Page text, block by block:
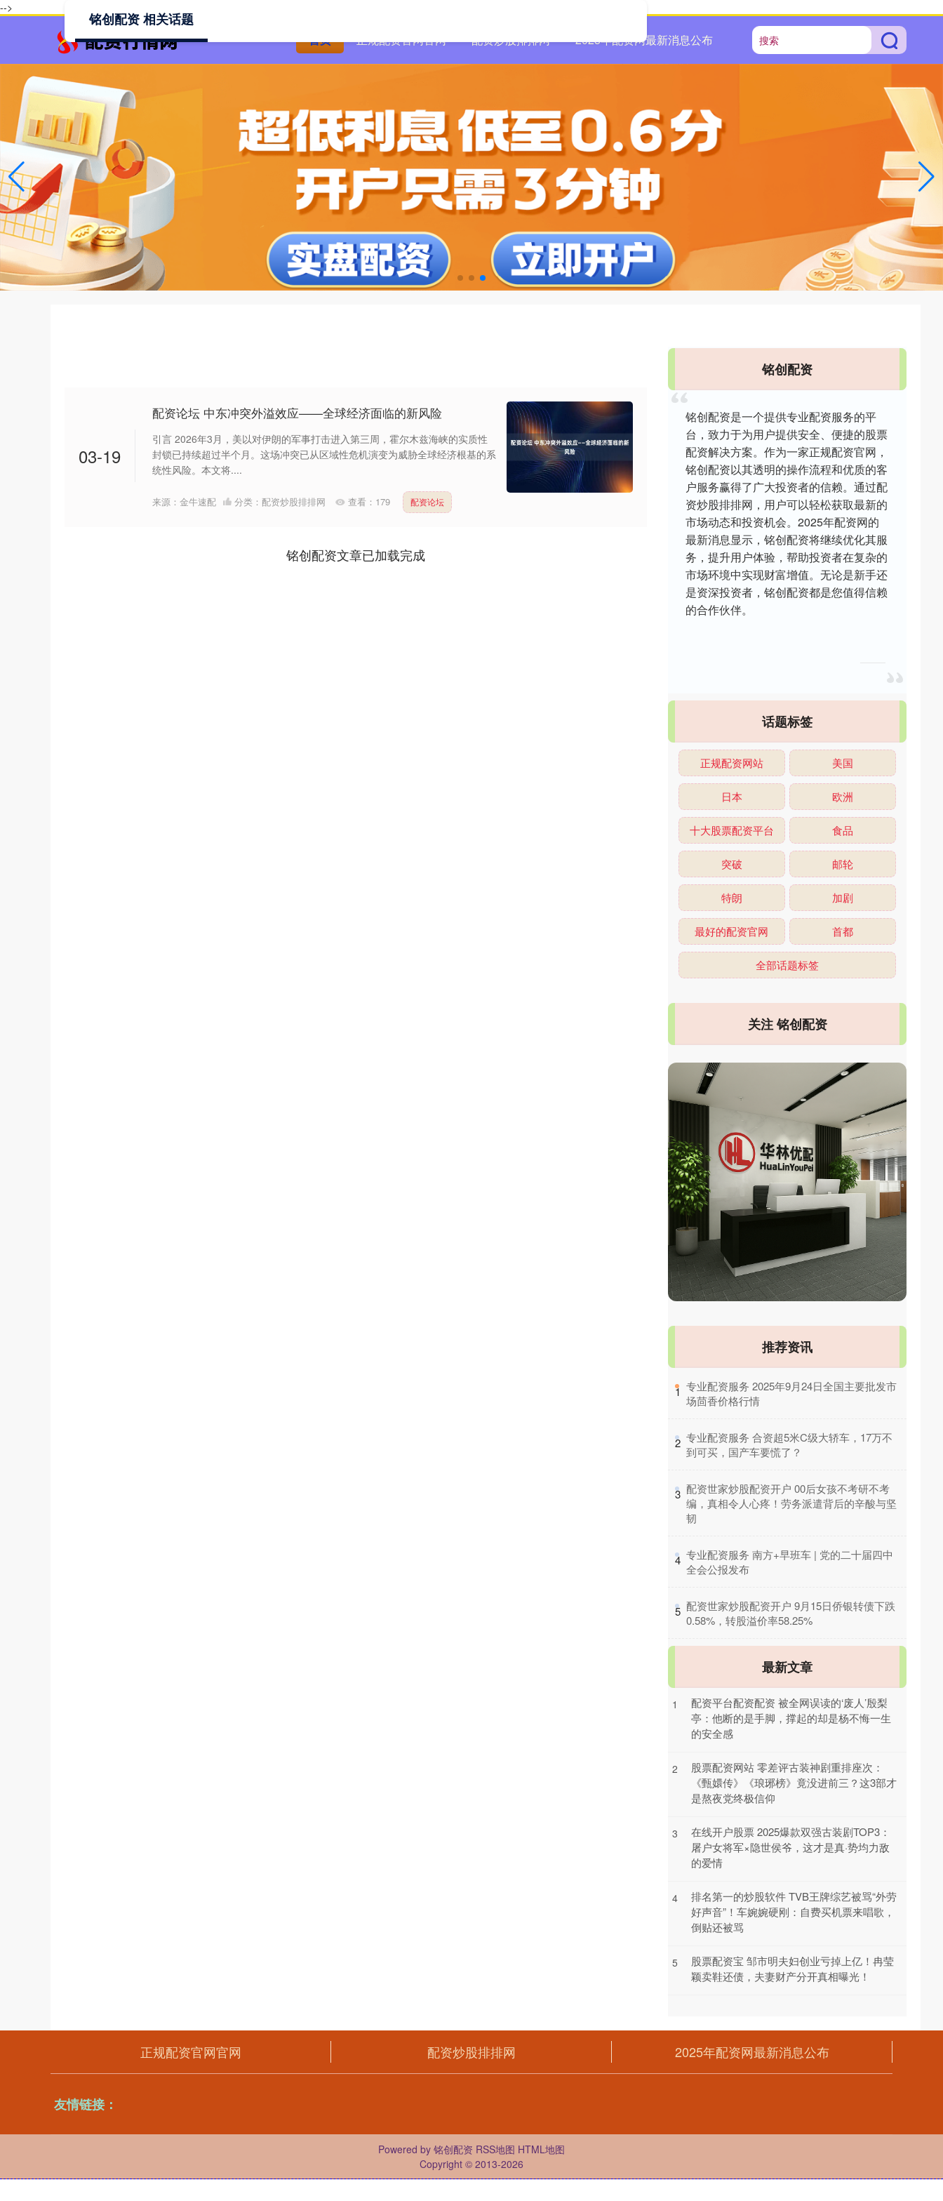
-->
首页 正规配资官网官网 配资炒股排排网 2025年配资网最新消息公布
铭创配资 相关话题
03-19
配资论坛 中东冲突外溢效应——全球经济面临的新风险
引言 2026年3月，美以对伊朗的军事打击进入第三周，霍尔木兹海峡的实质性
封锁已持续超过半个月。这场冲突已从区域性危机演变为威胁全球经济根基的系
统性风险。本文将....
来源：金牛速配 分类： 配资炒股排排网 查看： 179 配资论坛
铭创配资文章已加载完成
铭创配资
铭创配资是一个提供专业配资服务的平
台，致力于为用户提供安全、便捷的股票
配资解决方案。作为一家正规配资官网，
铭创配资以其透明的操作流程和优质的客
户服务赢得了广大投资者的信赖。通过配
资炒股排排网，用户可以轻松获取最新的
市场动态和投资机会。2025年配资网的
最新消息显示，铭创配资将继续优化其服
务，提升用户体验，帮助投资者在复杂的
市场环境中实现财富增值。无论是新手还
是资深投资者，铭创配资都是您值得信赖
的合作伙伴。
话题标签
正规配资网站 美国
日本 欧洲
十大股票配资平台 食品
突破 邮轮
特朗 加剧
最好的配资官网 首都
全部话题标签
关注 铭创配资
推荐资讯
1 ​专业配资服务 2025年9月24日全国主要批发市
场茴香价格行情
2 ​专业配资服务 合资超5米C级大轿车，17万不
到可买，国产车要慌了？
3 ​配资世家炒股配资开户 00后女孩不考研不考
编，真相令人心疼！劳务派遣背后的辛酸与坚
韧
4 ​专业配资服务 南方+早班车 | 党的二十届四中
全会公报发布
5 ​配资世家炒股配资开户 9月15日侨银转债下跌
0.58%，转股溢价率58.25%
最新文章
1
配资平台配资配资 被全网误读的‘废人’殷梨
亭：他断的是手脚，撑起的却是杨不悔一生
的安全感
2
股票配资网站 零差评古装神剧重排座次：
《甄嬛传》《琅琊榜》竟没进前三？这3部才
是熬夜党终极信仰
3
在线开户股票 2025爆款双强古装剧TOP3：
屠户女将军×隐世侯爷，这才是真·势均力敌
的爱情
4
排名第一的炒股软件 TVB王牌综艺被骂“外劳
好声音”！车婉婉硬刚：自费买机票来唱歌，
倒贴还被骂
5
股票配资宝 邹市明夫妇创业亏掉上亿！冉莹
颖卖鞋还债，夫妻财产分开真相曝光！
正规配资官网官网 配资炒股排排网 2025年配资网最新消息公布
友情链接：
Powered by 铭创配资 RSS地图 HTML地图
Copyright © 2013-2026